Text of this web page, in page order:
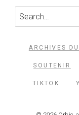
ARCHIVES
SOUTENIR
TIKTOK